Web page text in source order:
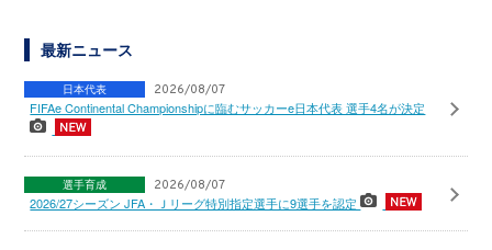
最新ニュース
日本代表 2026/08/07
FIFAe Continental Championshipに臨むサッカーe日本代表 選手4名が決定
選手育成 2026/08/07
2026/27シーズン JFA・Ｊリーグ特別指定選手に9選手を認定